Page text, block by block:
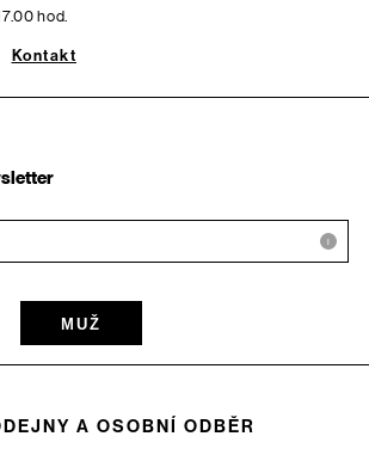
hod.
Kontakt
i
MUŽ
A OSOBNÍ ODBĚR